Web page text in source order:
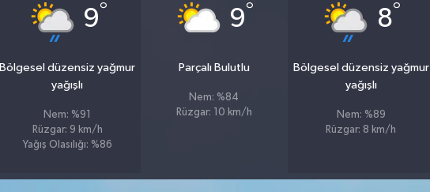
9°
Bölgesel düzensiz yağmur
yağışlı
Nem: %91
Rüzgar: 9 km/h
Yağış Olasılığı: %86
9°
Parçalı Bulutlu
Nem: %84
Rüzgar: 10 km/h
8°
Bölgesel düzensiz yağmur
yağışlı
Nem: %89
Rüzgar: 8 km/h